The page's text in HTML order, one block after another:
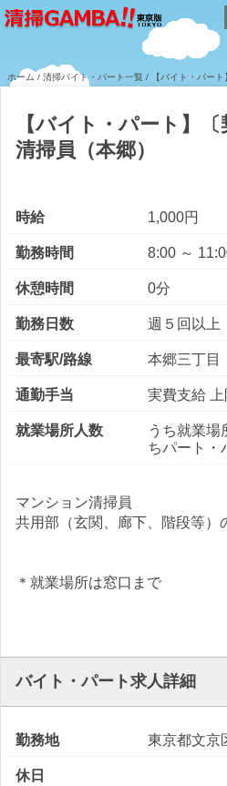
ホーム / 清掃バイト・パート一覧 / 【バイト・パート
【バイト・パート】
清掃員（本郷）
時給 1,000円
勤務時間 8:00 ～
休憩時間 0分
勤務日数 週５回以上
最寄駅/路線 本郷三丁目
通勤手当 実費支給
就業場所人数
うち就業
ちパート・
マンション清掃員
共用部（玄関、廊下、階段等）
＊就業場所は窓口まで
バイト・パート求人詳細
勤務地 東京都文京
休日